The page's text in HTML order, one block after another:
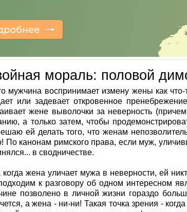
мораль: половой
мужчина воспринимает измену жены как
или задевает откровенное
жене выволочки за неверность
а только затем, чтобы
ей делать того, что женам
По канонам римского права, если муж,
в сводничестве.
когда жена уличает мужа в неверности, ей
к разговору об одном интересном
позволено в личной жизни гораздо
а жена - ни-ни! Такая точка зрения -